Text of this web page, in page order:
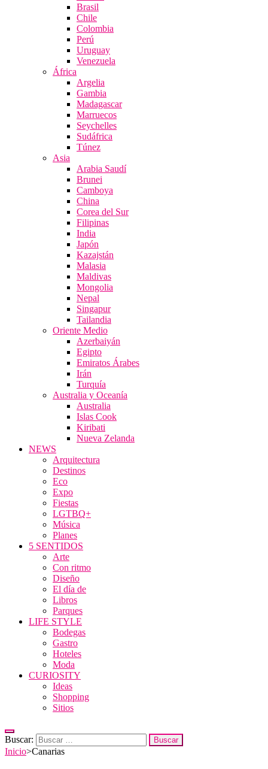
Brasil
Chile
Colombia
Perú
Uruguay
Venezuela
África
Argelia
Gambia
Madagascar
Marruecos
Seychelles
Sudáfrica
Túnez
Asia
Arabia Saudí
Brunei
Camboya
China
Corea del Sur
Filipinas
India
Japón
Kazajstán
Malasia
Maldivas
Mongolia
Nepal
Singapur
Tailandia
Oriente Medio
Azerbaiyán
Egipto
Emiratos Árabes
Irán
Turquía
Australia y Oceanía
Australia
Islas Cook
Kiribati
Nueva Zelanda
NEWS
Arquitectura
Destinos
Eco
Expo
Fiestas
LGTBQ+
Música
Planes
5 SENTIDOS
Arte
Con ritmo
Diseño
El día de
Libros
Parques
LIFE STYLE
Bodegas
Gastro
Hoteles
Moda
CURIOSITY
Ideas
Shopping
Sitios
Buscar:
Inicio>Canarias